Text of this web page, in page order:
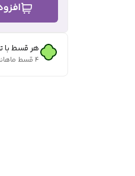
هر قسط با
۴ قسط ماهانه. بدون سود، چک و ضامن.